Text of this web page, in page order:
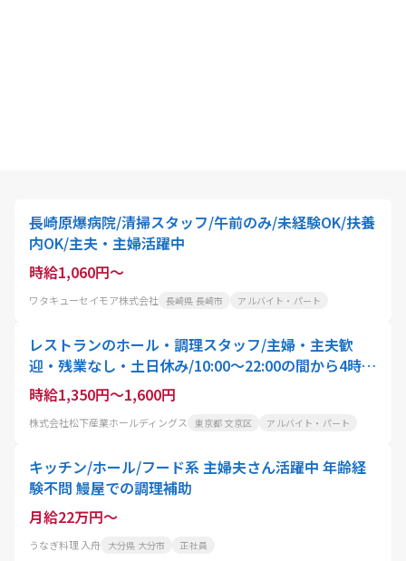
長崎原爆病院/清掃スタッフ/午前のみ/未経験OK/扶養
内OK/主夫・主婦活躍中
時給1,060円～
ワタキューセイモア株式会社 長崎県 長崎市 アルバイト・パート
レストランのホール・調理スタッフ/主婦・主夫歓
迎・残業なし・土日休み/10:00〜22:00の間から4時
間〜就業可能/スタッフ・アクティオ
時給1,350円～1,600円
株式会社松下産業ホールディングス 東京都 文京区 アルバイト・パート
キッチン/ホール/フード系 主婦夫さん活躍中 年齢経
験不問 鰻屋での調理補助
月給22万円～
うなぎ料理 入舟 大分県 大分市 正社員